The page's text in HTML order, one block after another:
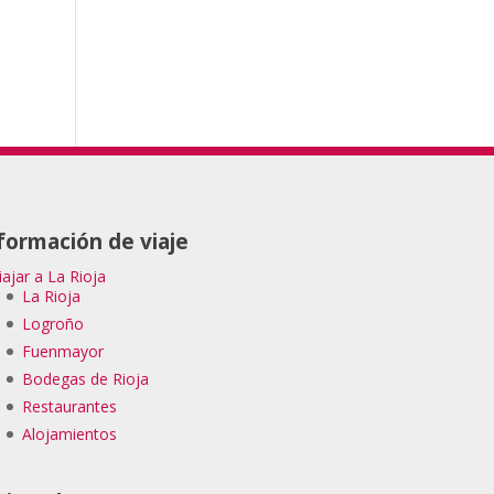
de viaje
a La Rioja
La Rioja
Logroño
Fuenmayor
Bodegas de Rioja
Restaurantes
Alojamientos